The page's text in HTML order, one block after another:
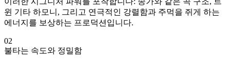
윈 기타 하모니, 그리고 연극적인 강렬함과 주먹을 쥐게 하는
에너지를 보상하는 프로덕션입니다.
02
불타는 속도와 정밀함